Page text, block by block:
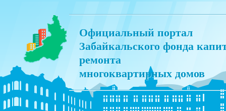
Официальный портал
Забайкальского фонда
ремонта
многоквартирных домов